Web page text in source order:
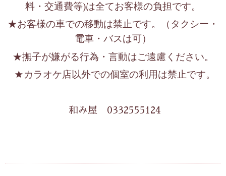
料・交通費等)は全てお客様の負担です。
★お客様の車での移動は禁止です。（タクシー・
電車・バスは可）
★撫子が嫌がる行為・言動はご遠慮ください。
★ カラオケ店以外での個室の利用は禁止です。
和み屋 0332555124